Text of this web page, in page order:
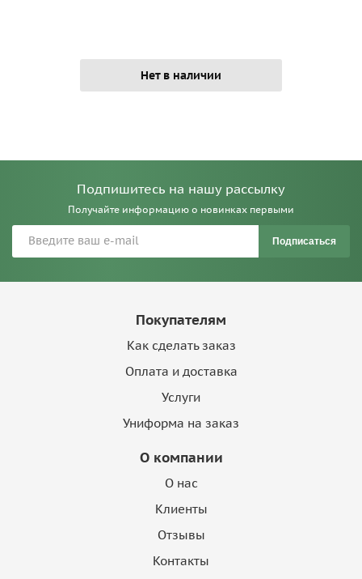
Нет в наличии
Подпишитесь на нашу рассылку
Получайте информацию о новинках первыми
Подписаться
Покупателям
Как сделать заказ
Оплата и доставка
Услуги
Униформа на заказ
О компании
О нас
Клиенты
Отзывы
Контакты